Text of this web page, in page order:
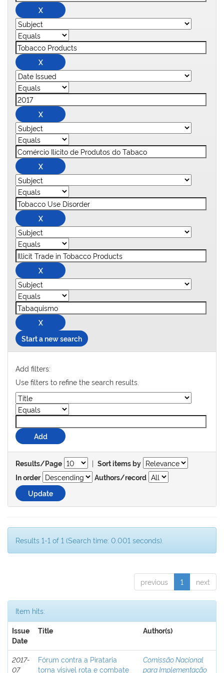
Start a new search
Add filters:
Use filters to refine the search results.
Results/Page | Sort items by
In order
Authors/record
Results 1-1 of 1 (Search time: 0.001 seconds).
previous 1 next
Item hits:
Issue
Date
Title Author(s)
2017-
07
Fórum contra a Pirataria
torna visível rota e combate
Comissão Nacional
para Implementação